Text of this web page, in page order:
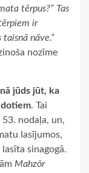
tērpus?” Tas
ir
nāve.”
nozīme
jūds jūt, ka
. Tai
nodaļa, un,
lasījumos,
sinagogā.
Mahzôr